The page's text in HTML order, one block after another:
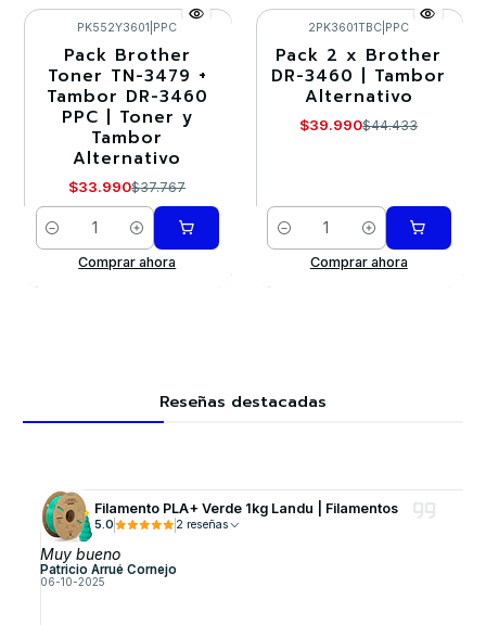
-10%
PK552Y3601 PPC
Pack Brother
Toner TN-3479 +
Tambor DR-3460
PPC | Toner y
Tambor
Alternativo
$33.990$37.767
Cantidad
Comprar ahora
-10%
2PK3601TBC PPC
Pack 2 x Brother
DR-3460 | Tambor
Alternativo
$39.990$44.433
Cantidad
Comprar ahora
Reseñas destacadas
Filamento PLA+ Verde 1kg Landu | Filamentos
5.0 2 reseñas
Muy bueno
Patricio Arrué Cornejo
06-10-2025